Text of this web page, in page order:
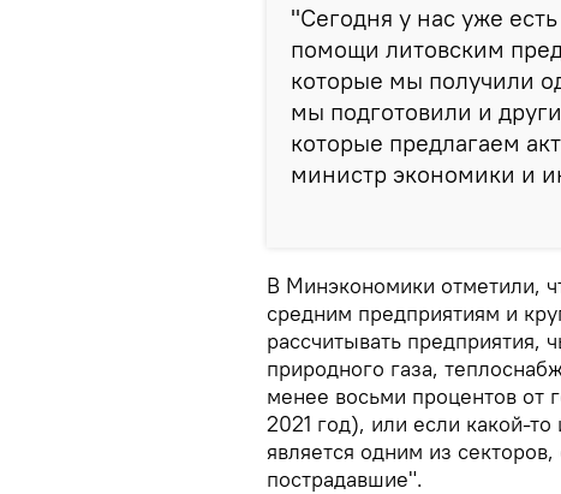
"Сегодня у нас уже
помощи литовским
которые мы получили
мы подготовили и
которые предлагаем
министр экономики и
В Минэкономики отметили,
средним предприятиям и
рассчитывать предприятия,
природного газа,
менее восьми процентов от
2021 год), или если какой-
является одним из
пострадавшие".